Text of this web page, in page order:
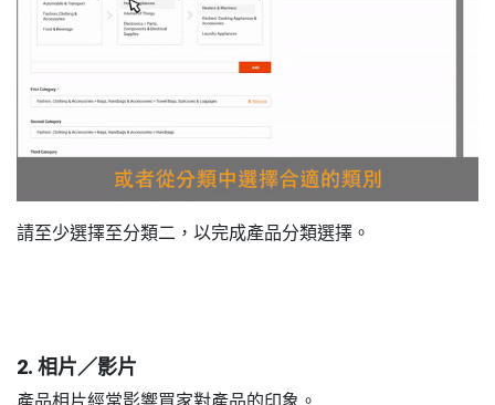
請至少選擇至分類二，以完成產品分類選擇。
2. 相片／影片